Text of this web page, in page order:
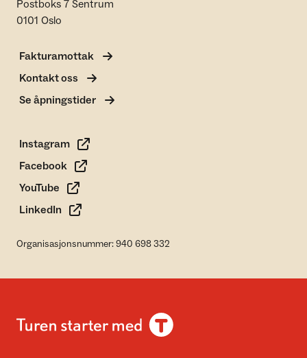
Postboks 7 Sentrum
0101 Oslo
Fakturamottak
Kontakt oss
Se åpningstider
Instagram
Facebook
YouTube
LinkedIn
Organisasjonsnummer: 940 698 332